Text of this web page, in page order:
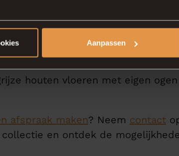
Aanpassen
beslissing, en wij helpen
showroom in Deventer te
houten vloeren met eigen ogen
afspraak maken? Neem contact
en ontdek de